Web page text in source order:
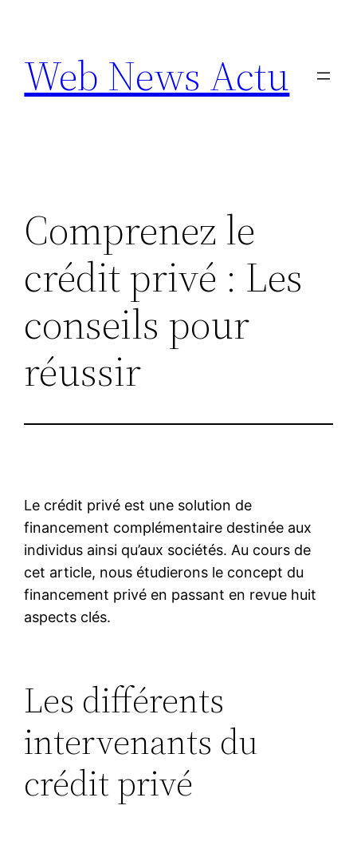
contenu
Web News Actu
Comprenez le
crédit privé : Les
conseils pour
réussir
Le crédit privé est une solution de
financement complémentaire destinée aux
individus ainsi qu’aux sociétés. Au cours de
cet article, nous étudierons le concept du
financement privé en passant en revue huit
aspects clés.
Les différents
intervenants du
crédit privé